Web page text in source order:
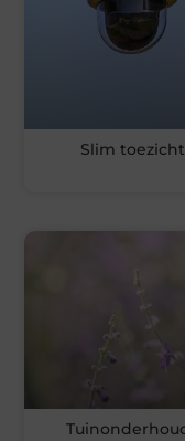
Slim